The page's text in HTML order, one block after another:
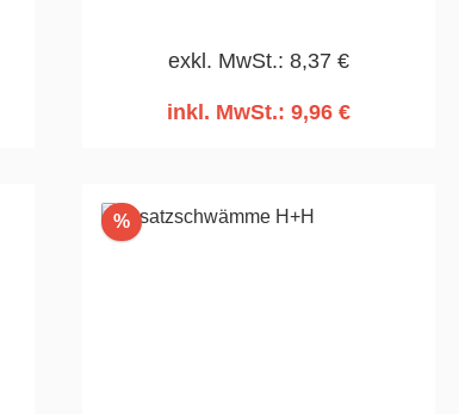
exkl. MwSt.: 8,37 €
inkl. MwSt.: 9,96 €
%Rabatt